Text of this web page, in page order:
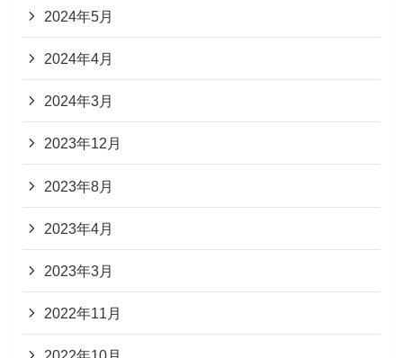
2024年5月
2024年4月
2024年3月
2023年12月
2023年8月
2023年4月
2023年3月
2022年11月